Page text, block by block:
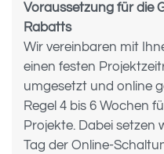
Voraussetzung für die
Rabatts
Wir vereinbaren mit
einen festen
umgesetzt und online
Regel 4 bis 6 Wochen
Projekte. Dabei setzen
Tag der Online-